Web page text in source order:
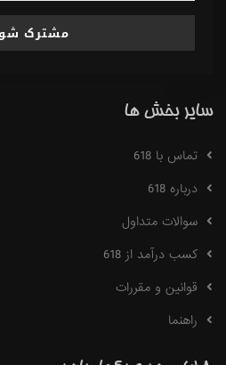
مشترک
سایر بخش ها
تماس با 618
درباره 618
سوالات متداول
کسب درآمد از 618
قوانین و مقررات
راهنما